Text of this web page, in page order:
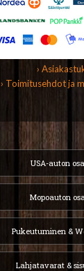
›
› Toimitusehdot ja
USA-auton
Mopoauton
Pukeutuminen &
Lahjatavarat &